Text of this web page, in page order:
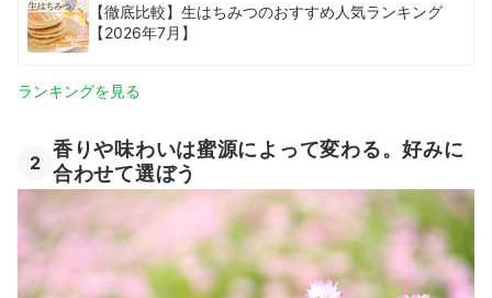
【徹底比較】生はちみつのおすすめ人気ランキング
【2026年7月】
ランキングを見る
2
香りや味わいは蜜源によって変わる。好みに
合わせて選ぼう